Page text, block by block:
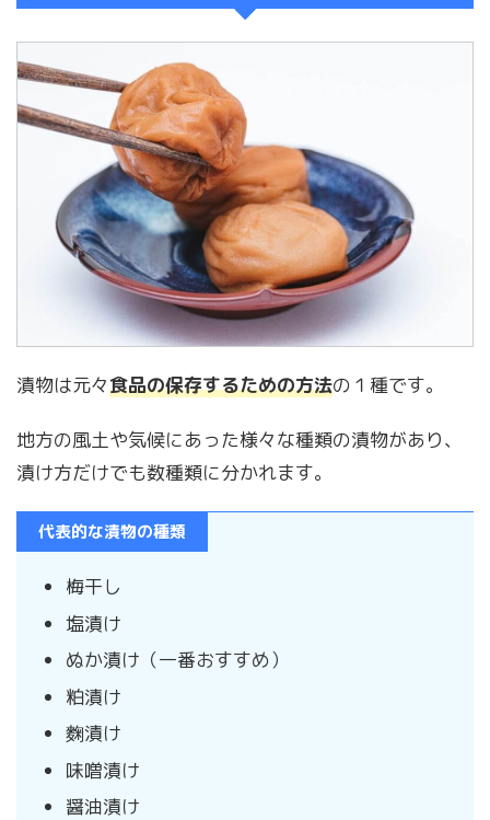
漬物は元々食品の保存するための方法の１種です。
地方の風土や気候にあった様々な種類の漬物があり、
漬け方だけでも数種類に分かれます。
代表的な漬物の種類
梅干し
塩漬け
ぬか漬け（一番おすすめ）
粕漬け
麴漬け
味噌漬け
醤油漬け